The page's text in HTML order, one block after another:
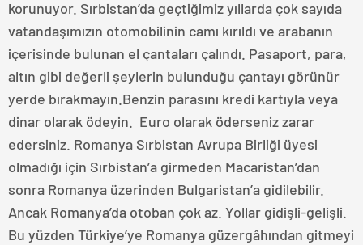
korunuyor. Sırbistan’da geçtiğimiz yıllarda çok sayıda
vatandaşımızın otomobilinin camı kırıldı ve arabanın
içerisinde bulunan el çantaları çalındı. Pasaport, para,
altın gibi değerli şeylerin bulunduğu çantayı görünür
yerde bırakmayın.Benzin parasını kredi kartıyla veya
dinar olarak ödeyin. Euro olarak öderseniz zarar
edersiniz. Romanya Sırbistan Avrupa Birliği üyesi
olmadığı için Sırbistan’a girmeden Macaristan’dan
sonra Romanya üzerinden Bulgaristan’a gidilebilir.
Ancak Romanya’da otoban çok az. Yollar gidişli-gelişli.
Bu yüzden Türkiye’ye Romanya güzergâhından gitmeyi